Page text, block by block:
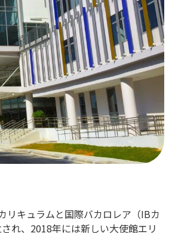
キュラムと国際バカロレア（IBカ
れ、2018年には新しい大使館エリ